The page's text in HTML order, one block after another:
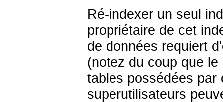
Ré-indexer un seul
propriétaire de cet
de données requiert
(notez du coup que
tables possédées par
superutilisateurs